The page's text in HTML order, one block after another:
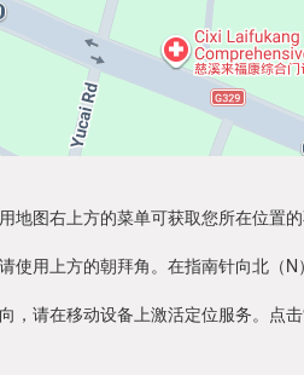
地图右上方的菜单可获取您所在位置的
使用上方的朝拜角。在指南针向北（
，请在移动设备上激活定位服务。点击